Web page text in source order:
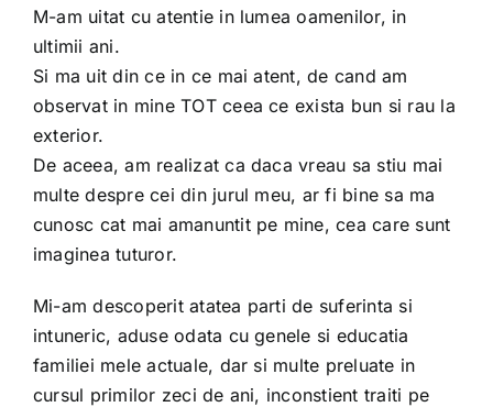
Iubim fructele
M-am uitat cu atentie in lumea oamenilor, in
ultimii ani.
Si ma uit din ce in ce mai atent, de cand am
observat in mine TOT ceea ce exista bun si rau la
exterior.
De aceea, am realizat ca daca vreau sa stiu mai
multe despre cei din jurul meu, ar fi bine sa ma
cunosc cat mai amanuntit pe mine, cea care sunt
imaginea tuturor.
Mi-am descoperit atatea parti de suferinta si
intuneric, aduse odata cu genele si educatia
familiei mele actuale, dar si multe preluate in
cursul primilor zeci de ani, inconstient traiti pe